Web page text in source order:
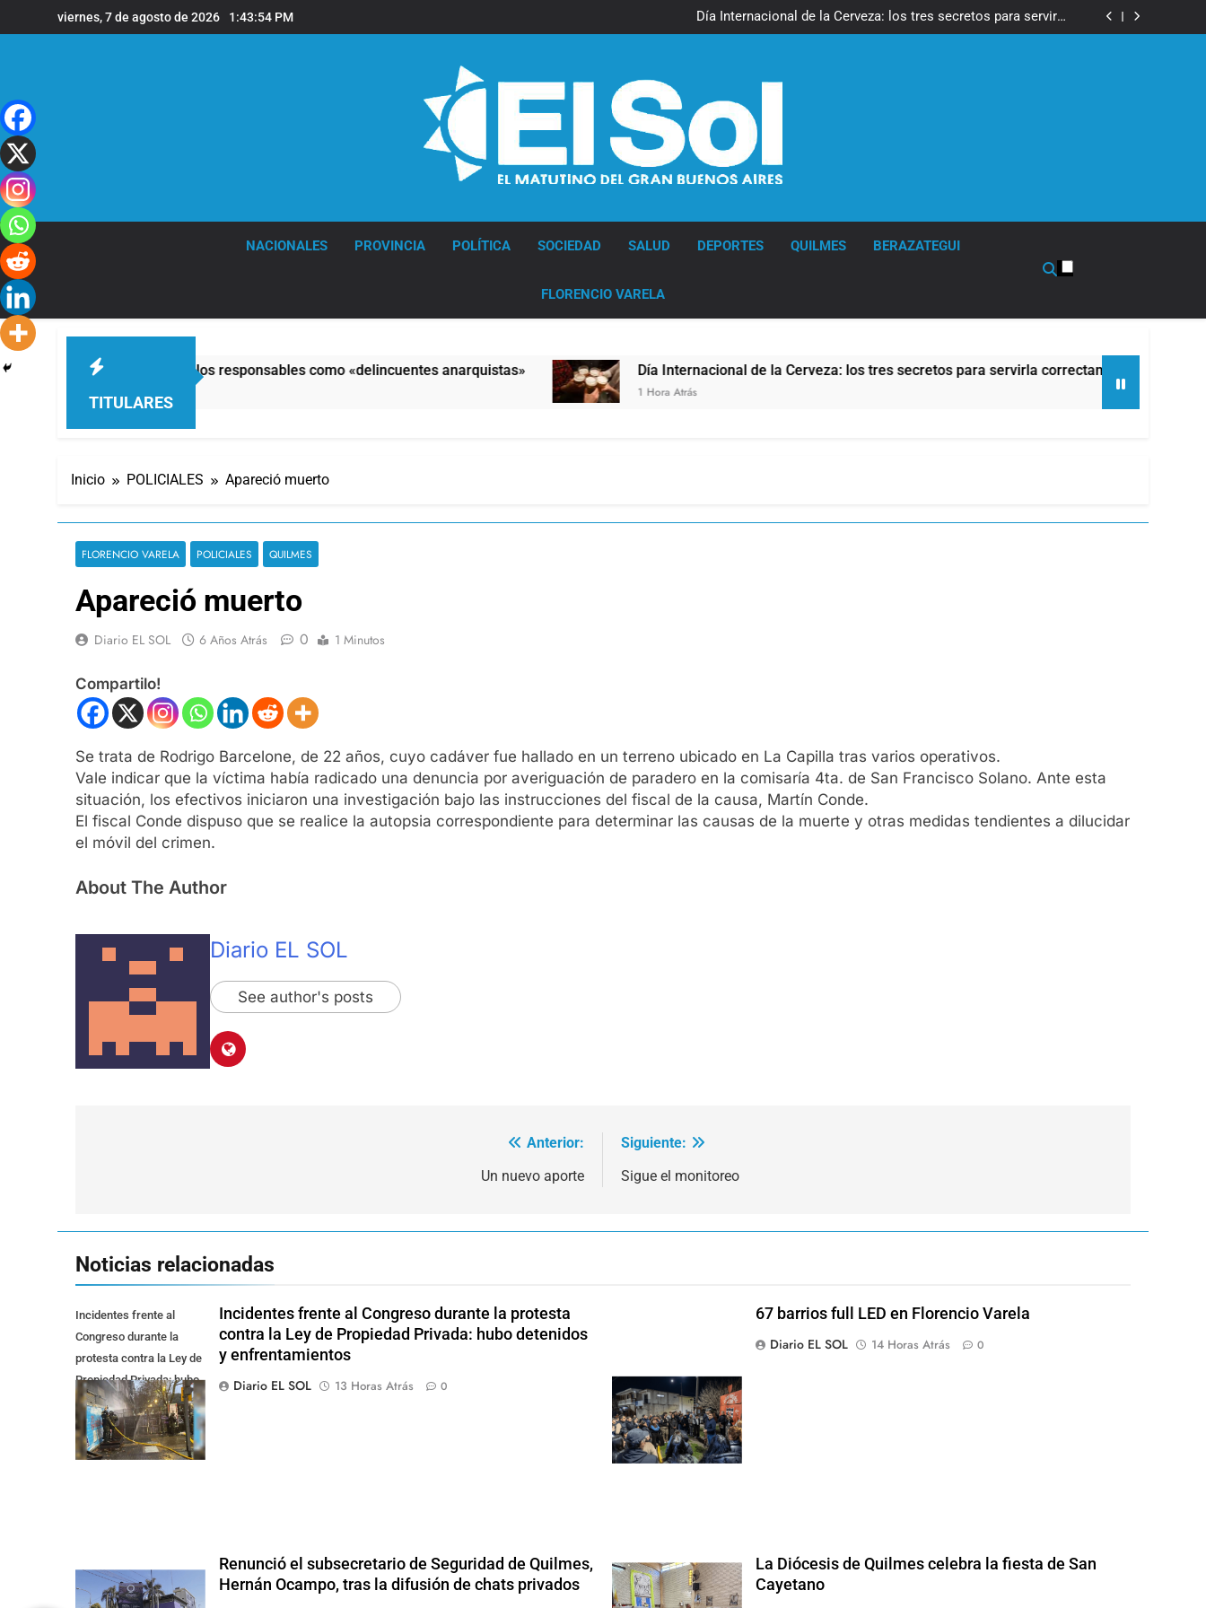
al
viernes, 7 de agosto de 2026 1:43:54 PM
responsables como «delincuentes anarquistas»
Día Internacional de la Cerveza: los tres secretos para servirla
correctamente
El frío polar se instala en Buenos Aires: mejora el tiempo y llegan las
responsables como «delincuentes anarquistas»
Día Internacional de la Cerveza: los tres secretos para servirla
El frío polar se instala en Buenos Aires: mejora el tiempo y llegan las
El Senado aprobó la ley de propiedad privada, pero el Gobierno debió
NACIONALES PROVINCIA POLÍTICA SOCIEDAD SALUD DEPORTES QUILMES BERAZATEGUI
FLORENCIO VARELA
TITULARES
Congreso y calificó a los responsables como «delincuentes anarquistas» Día Internacional de la Cerveza: los tres secretos para servirla correctamente
1 Hora Atrás
Inicio POLICIALES Apareció muerto
FLORENCIO VARELA POLICIALES QUILMES
Apareció muerto
Diario EL SOL 6 Años Atrás 0 1 Minutos
Compartilo!
Se trata de Rodrigo Barcelone, de 22 años, cuyo cadáver fue hallado en un terreno ubicado en La Capilla tras varios operativos.
Vale indicar que la víctima había radicado una denuncia por averiguación de paradero en la comisaría 4ta. de San Francisco Solano. Ante esta
situación, los efectivos iniciaron una investigación bajo las instrucciones del fiscal de la causa, Martín Conde.
El fiscal Conde dispuso que se realice la autopsia correspondiente para determinar las causas de la muerte y otras medidas tendientes a dilucidar
el móvil del crimen.
About The Author
Diario EL SOL
See author's posts
Anterior:
Un nuevo aporte
Siguiente:
Sigue el monitoreo
Noticias relacionadas
Incidentes frente al
Congreso durante la
protesta contra la Ley de
Propiedad Privada: hubo
detenidos y
enfrentamientos
Incidentes frente al Congreso durante la protesta
contra la Ley de Propiedad Privada: hubo detenidos
y enfrentamientos
Diario EL SOL
13 Horas Atrás 0
67 barrios full LED en Florencio Varela
Diario EL SOL
14 Horas Atrás 0
Renunció el subsecretario de Seguridad de Quilmes,
Hernán Ocampo, tras la difusión de chats privados
La Diócesis de Quilmes celebra la fiesta de San
Cayetano